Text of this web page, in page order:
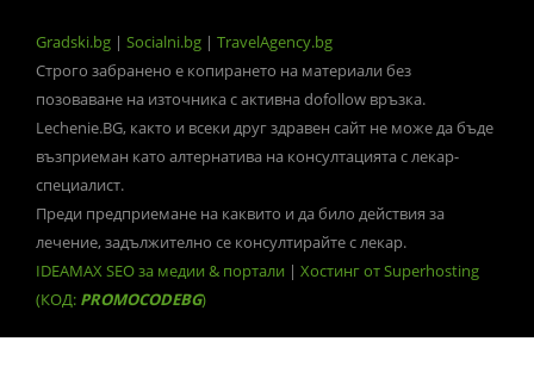
Gradski.bg | Socialni.bg | TravelAgency.bg
Строго забранено е копирането на материали без
позоваване на източника с активна dofollow връзка.
Lechenie.BG, както и всеки друг здравен сайт не може да бъде
възприеман като алтернатива на консултацията с лекар-
специалист.
Преди предприемане на каквито и да било действия за
лечение, задължително се консултирайте с лекар.
IDEAMAX SEO за медии & портали | Хостинг от Superhosting
(КОД: PROMOCODEBG)